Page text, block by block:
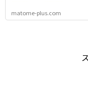
matome-plus.com